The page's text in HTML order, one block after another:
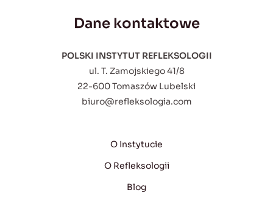
Dane kontaktowe
POLSKI INSTYTUT REFLEKSOLOGII
ul. T. Zamojskiego 41/8
22-600 Tomaszów Lubelski
biuro@refleksologia.com
O Instytucie
O Refleksologii
Blog